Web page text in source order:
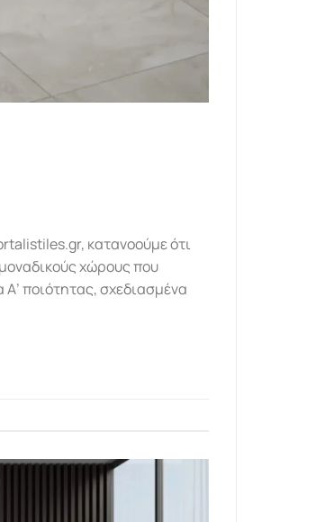
κατανοούμε ότι
χώρους που
ποιότητας, σχεδιασμένα